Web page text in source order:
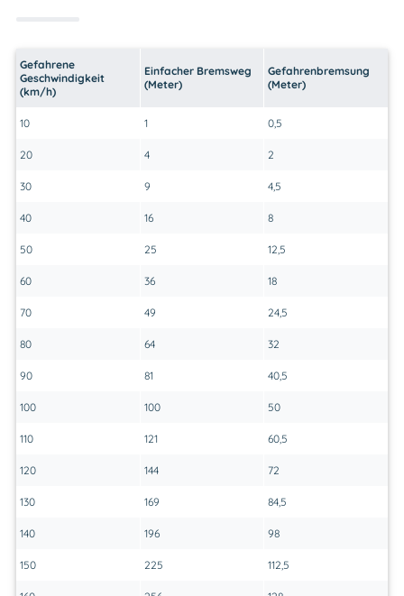
Gefahrene
Geschwindigkeit
(km/h)
Einfacher Bremsweg
(Meter)
Gefahrenbremsung
(Meter)
10 1 0,5
20 4 2
30 9 4,5
40 16 8
50 25 12,5
60 36 18
70 49 24,5
80 64 32
90 81 40,5
100 100 50
110 121 60,5
120 144 72
130 169 84,5
140 196 98
150 225 112,5